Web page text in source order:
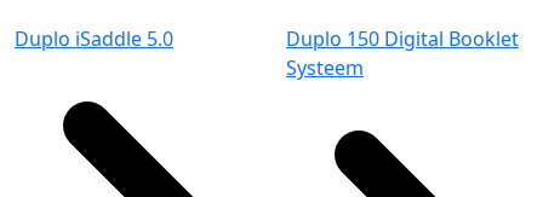
Duplo iSaddle 5.0
Duplo 150 Digital Booklet
Systeem